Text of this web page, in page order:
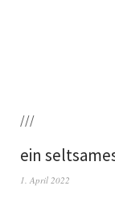
///
ein
1. April 2022